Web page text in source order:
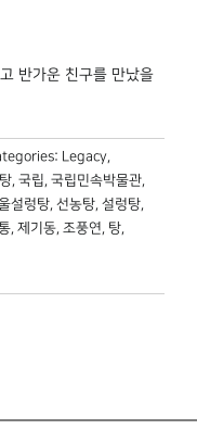
반가운 친구를 만났을
Legacy,
, 국립, 국립민속박물관,
설렁탕, 선농탕, 설렁탕,
, 제기동, 조풍연, 탕,